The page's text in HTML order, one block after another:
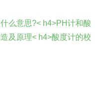
么意思?< h4>PH计和酸
及原理< h4>酸度计的校